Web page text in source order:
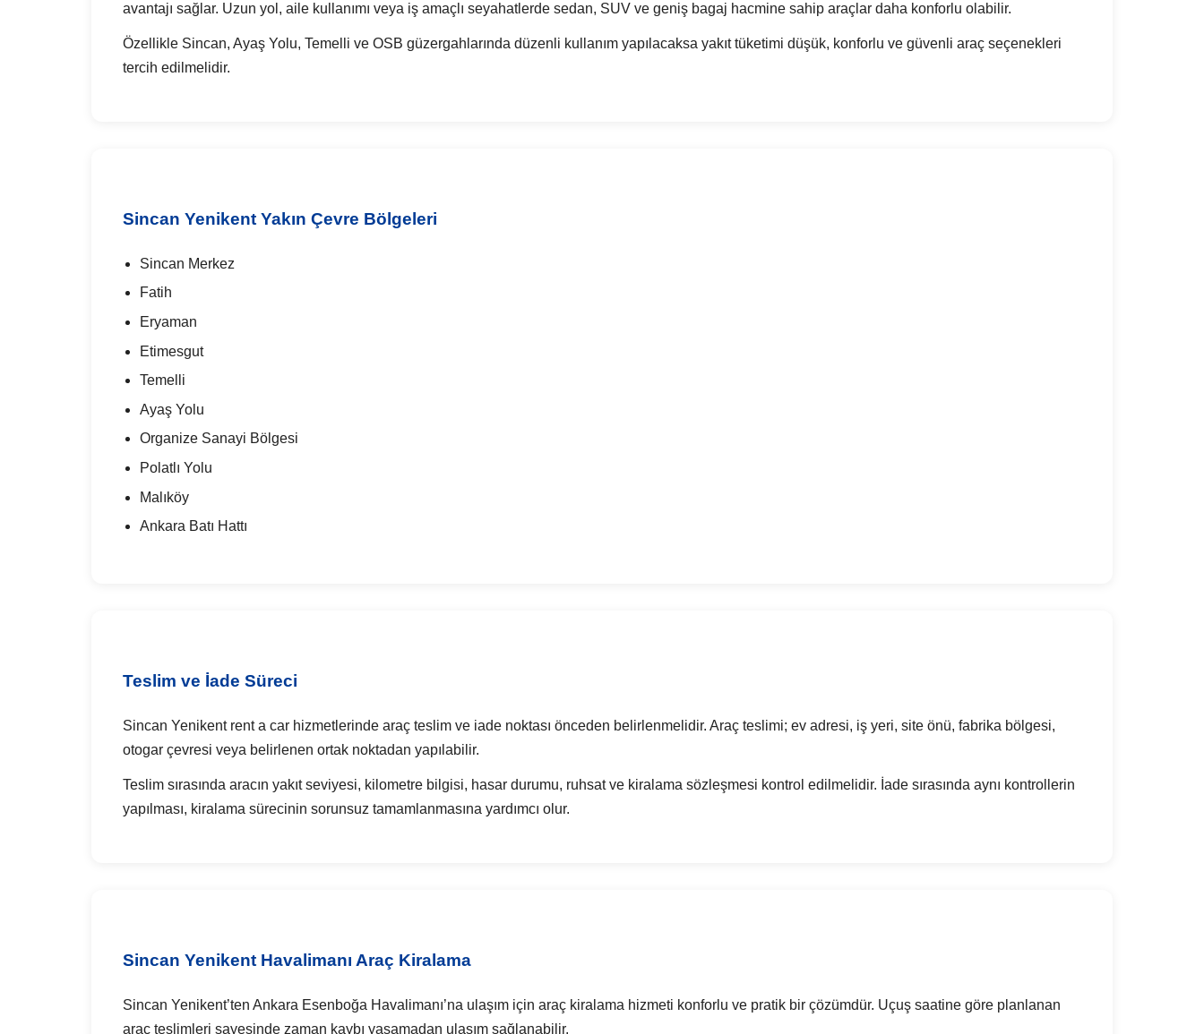
avantajı sağlar. Uzun yol, aile kullanımı veya iş amaçlı seyahatlerde sedan, SUV ve geniş bagaj hacmine sahip araçlar daha konforlu olabilir.
Özellikle Sincan, Ayaş Yolu, Temelli ve OSB güzergahlarında düzenli kullanım yapılacaksa yakıt tüketimi düşük, konforlu ve güvenli araç seçenekleri
tercih edilmelidir.
Sincan Yenikent Yakın Çevre Bölgeleri
Sincan Merkez
Fatih
Eryaman
Etimesgut
Temelli
Ayaş Yolu
Organize Sanayi Bölgesi
Polatlı Yolu
Malıköy
Ankara Batı Hattı
Teslim ve İade Süreci
Sincan Yenikent rent a car hizmetlerinde araç teslim ve iade noktası önceden belirlenmelidir. Araç teslimi; ev adresi, iş yeri, site önü, fabrika bölgesi,
otogar çevresi veya belirlenen ortak noktadan yapılabilir.
Teslim sırasında aracın yakıt seviyesi, kilometre bilgisi, hasar durumu, ruhsat ve kiralama sözleşmesi kontrol edilmelidir. İade sırasında aynı kontrollerin
yapılması, kiralama sürecinin sorunsuz tamamlanmasına yardımcı olur.
Sincan Yenikent Havalimanı Araç Kiralama
Sincan Yenikent’ten Ankara Esenboğa Havalimanı’na ulaşım için araç kiralama hizmeti konforlu ve pratik bir çözümdür. Uçuş saatine göre planlanan
araç teslimleri sayesinde zaman kaybı yaşamadan ulaşım sağlanabilir.